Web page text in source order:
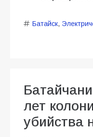
Батайск,
лет
убийства